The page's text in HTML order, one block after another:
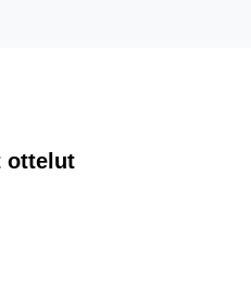
ottelut